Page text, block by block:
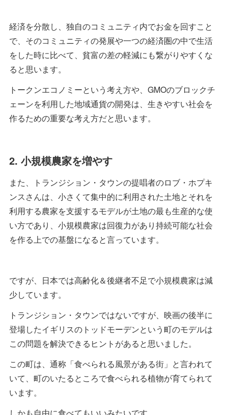
経済を分散し、独自のコミュニティ内でお金を回すこと
で、そのコミュニティの発展や一つの経済圏の中で生活
をした時に比べて、貧富の差の軽減にも繋がりやすくな
ると思います。
トークンエコノミーという考え方や、GMOのブロックチ
ェーンを利用した地域通貨の開発は、生きやすい社会を
作るための重要な考え方だと思います。
2. 小規模農家を増やす
また、トランジション・タウンの提唱者のロブ・ホプキ
ンスさんは、小さくて集中的に利用された土地とそれを
利用する農家を支援するモデルが土地の最も生産的な使
い方であり、小規模農家は回復力があり持続可能な社会
を作る上での基盤になると言っています。
ですが、日本では高齢化＆後継者不足で小規模農家は減
少しています。
トランジション・タウンではないですが、映画の後半に
登場したイギリスのトッドモーデンという町のモデルは
この問題を解決できるヒントがあると思いました。
この町は、通称「食べられる風景がある街」と言われて
いて、町のいたるところで食べられる植物が育てられて
います。